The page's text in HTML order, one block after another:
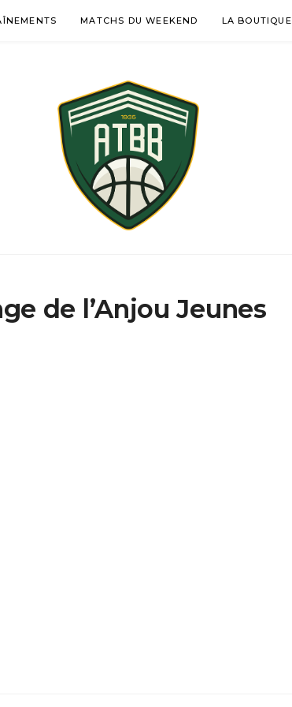
MATCHS DU WEEKEND LA BOUTIQUE
de l’Anjou Jeunes